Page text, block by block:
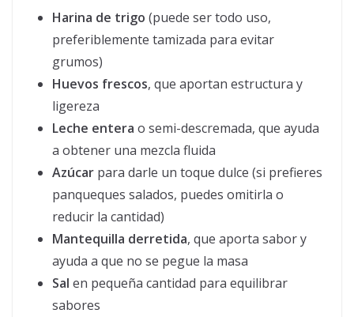
Harina de trigo (puede ser todo uso,
preferiblemente tamizada para evitar
grumos)
Huevos frescos, que aportan estructura y
ligereza
Leche entera o semi-descremada, que ayuda
a obtener una mezcla fluida
Azúcar para darle un toque dulce (si prefieres
panqueques salados, puedes omitirla o
reducir la cantidad)
Mantequilla derretida, que aporta sabor y
ayuda a que no se pegue la masa
Sal en pequeña cantidad para equilibrar
sabores